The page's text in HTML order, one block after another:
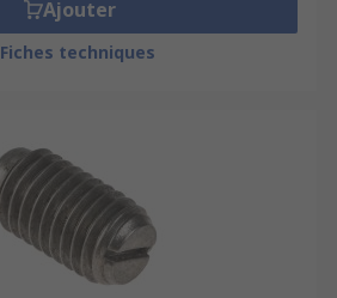
Ajouter
Fiches techniques